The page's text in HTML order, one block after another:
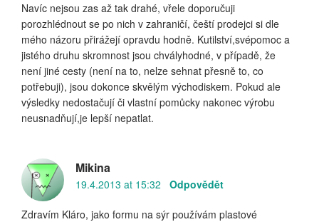
Navíc nejsou zas až tak drahé, vřele doporučuji
porozhlédnout se po nich v zahraničí, čeští prodejci si dle
mého názoru přirážejí opravdu hodně. Kutilství,svépomoc a
jistého druhu skromnost jsou chvályhodné, v případě, že
není jiné cesty (není na to, nelze sehnat přesně to, co
potřebuji), jsou dokonce skvělým východiskem. Pokud ale
výsledky nedostačují či vlastní pomůcky nakonec výrobu
neusnadňují,je lepší nepatlat.
Mikina
19.4.2013 at 15:32 Odpovědět
Zdravím Kláro, jako formu na sýr používám plastové